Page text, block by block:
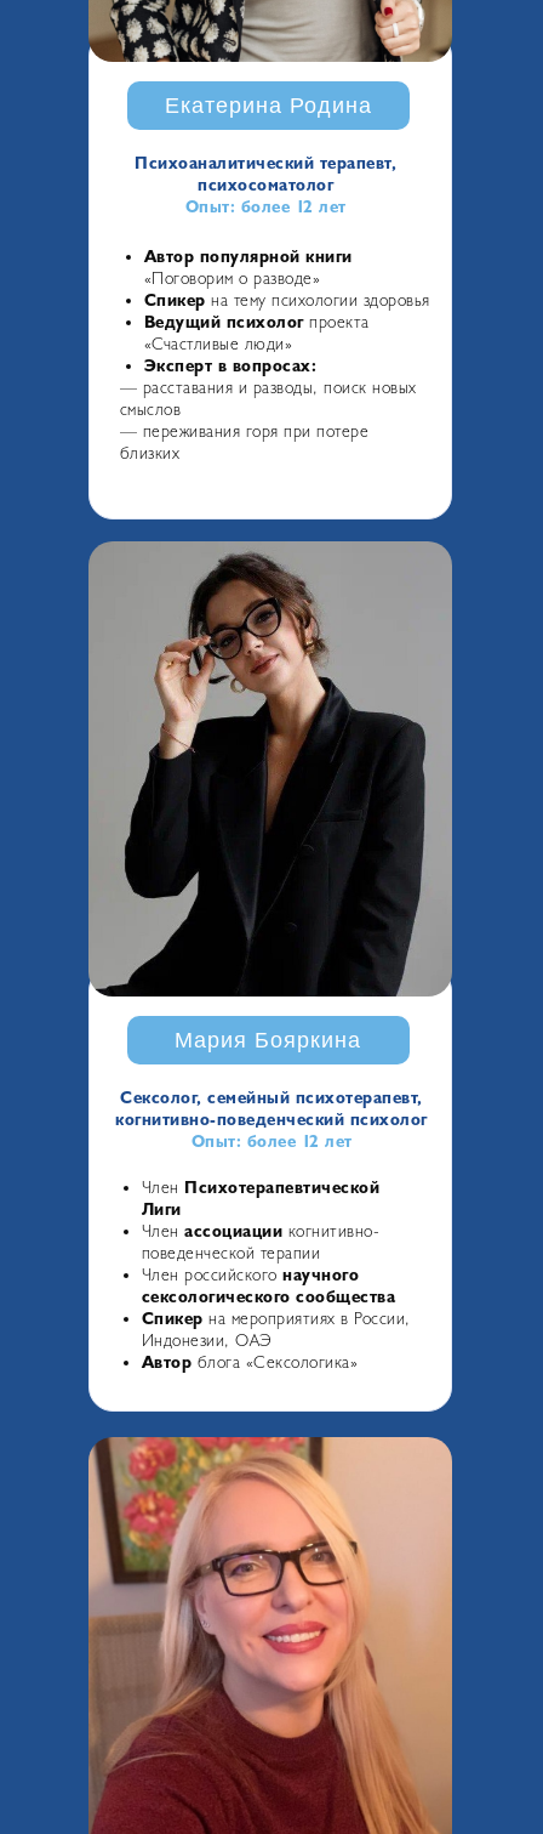
Автор популярной книги
«Поговорим о разводе»
Спикер на тему психологии здоровья
Ведущий психологпроекта
«Счастливые люди»
Эксперт в вопросах:
— расставания и разводы, поиск новых
смыслов
— переживания горя при потере
близких
Екатерина Родина
Психоаналитический терапевт,
психосоматолог
Опыт: более 12 лет
Член Психотерапевтической
Лиги
Член ассоциации когнитивно-
поведенческой терапии
Член российского научного
сексологического сообщества
Спикер на мероприятиях в России,
Индонезии, ОАЭ
Автор блога «Сексологика»
Мария Бояркина
Сексолог, семейный психотерапевт,
когнитивно-поведенческий психолог
Опыт: более 12 лет